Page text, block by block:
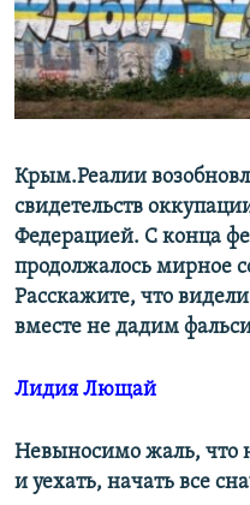
ПОБЕДИТЕЛЕЙ НЕ СУДЯТ?
КРЫМ.НЕПОКОРЕННЫЙ
ELIFBE
ПРИСОЕДИНЯЙТЕСЬ!
Все сайты RFE/RL
Крым.Реалии
свидетельств
Федерацией. С конца
продолжалось мирное
Расскажите, что
вместе не дадим
Лидия Лющай
Невыносимо жаль, что
и уехать, начать все